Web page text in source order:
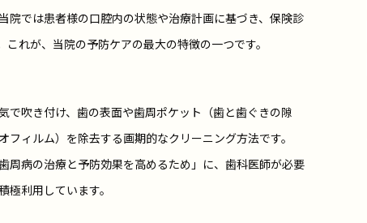
院では患者様の口腔内の状態や治療計画に基づき、保険診
れが、当院の予防ケアの最大の特徴の一つです。
吹き付け、歯の表面や歯周ポケット（歯と歯ぐきの隙
ィルム）を除去する画期的なクリーニング方法です。
周病の治療と予防効果を高めるため」に、歯科医師が必要
利用しています。